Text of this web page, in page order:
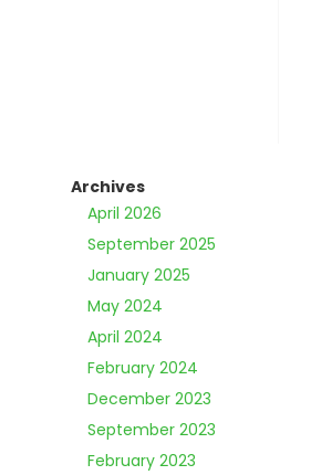
Archives
April 2026
September 2025
January 2025
May 2024
April 2024
February 2024
December 2023
September 2023
February 2023